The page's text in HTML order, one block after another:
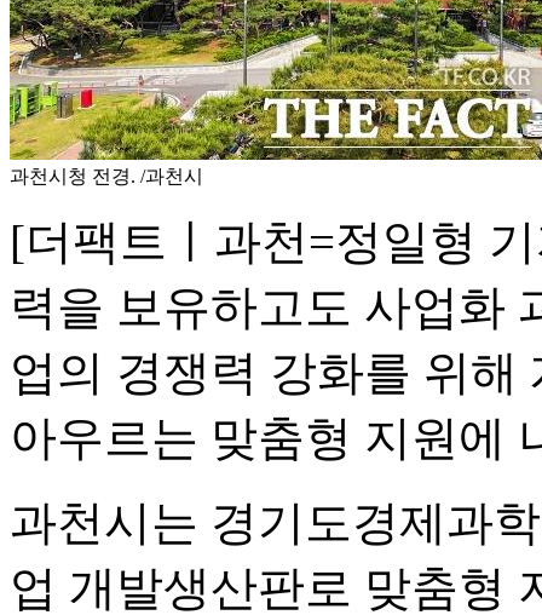
과천시청 전경. /과천시
[더팩트ㅣ과천=정일형
력을 보유하고도 사업화
업의 경쟁력 강화를 위해
아우르는 맞춤형 지원에
과천시는 경기도경제과
업 개발생산판로 맞춤형